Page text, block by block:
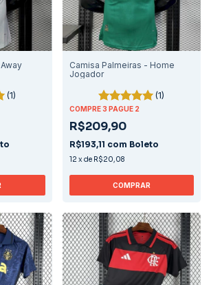
(1)
Camisa Palmeiras - Home
Jogador
(1)
COMPRE 3 PAGUE 2
R$209,90
R$193,11 com Boleto
12 xde R$20,08
COMPRAR